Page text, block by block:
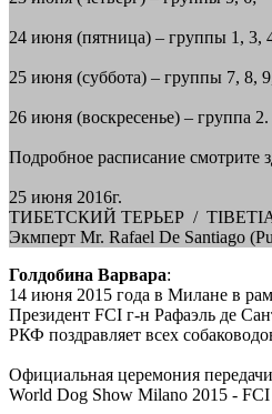
24 июня (пятница) – группы 1, 3,
25 июня (суббота) – группы 7, 8,
26 июня (воскресенье) – группа 2.
Подробное расписание смотрите
25 июня 2016г.
ТИБЕТСКИЙ ТЕРЬЕР /
Экмперт Mr. Rafael De Santiago
Голдобина Варвара:
14 июня 2015 года в Милане в
Президент FCI г-н Рафаэль де
РКФ поздравляет всех
Официальная церемония
World Dog Show Milano 2015 - FCI